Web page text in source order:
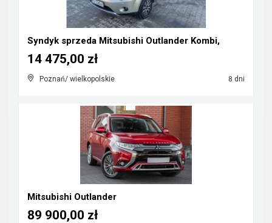
Syndyk sprzeda Mitsubishi Outlander Kombi,
Poznań/ wielkopolskie 8 dni
14 475,00 zł
Mitsubishi Outlander
89 900,00 zł